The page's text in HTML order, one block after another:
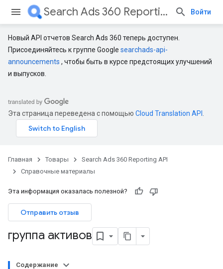
Search Ads 360 Reporting API Войти
Новый API отчетов Search Ads 360 теперь доступен.
Присоединяйтесь к группе Google searchads-api-
announcements , чтобы быть в курсе предстоящих улучшений
и выпусков.
Эта страница переведена с помощью Cloud Translation API
Главная Товары
Search Ads 360 Reporting API
Справочные материалы
Эта информация оказалась полезной?
Отправить отзыв
группа активов
Содержание